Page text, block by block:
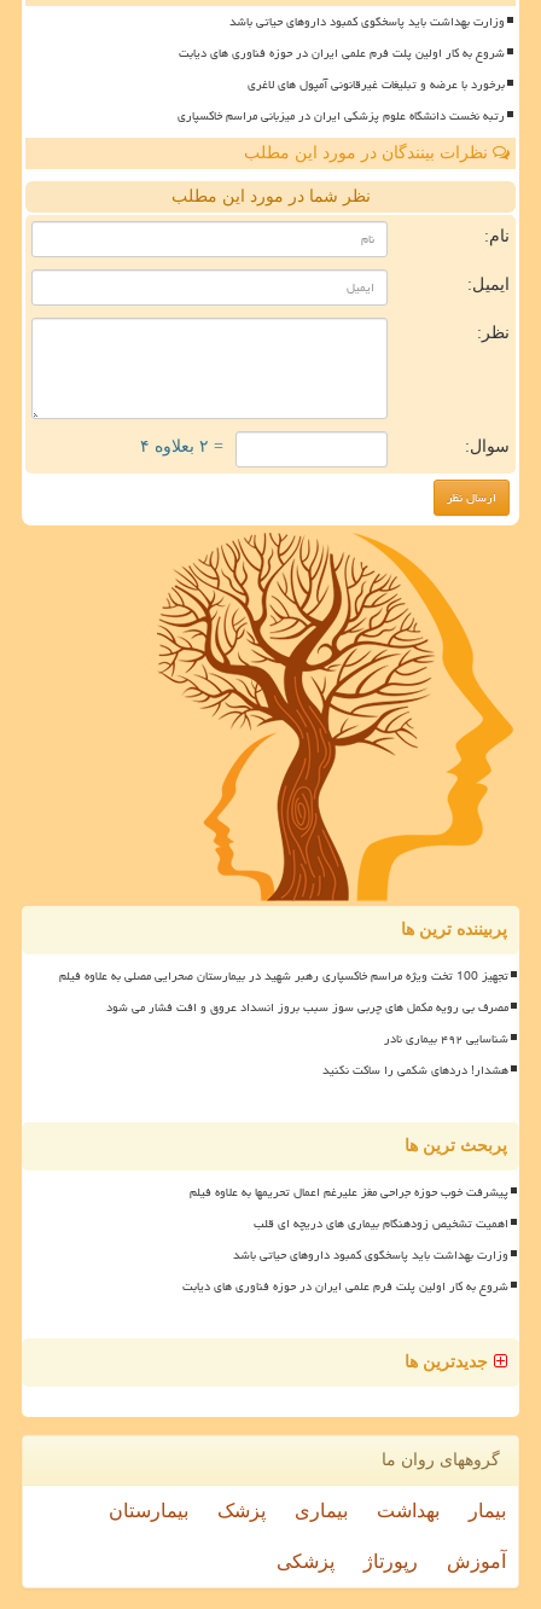
وزارت بهداشت باید پاسخگوی کمبود داروهای حیاتی باشد
شروع به کار اولین پلت فرم علمی ایران در حوزه فناوری های دیابت
برخورد با عرضه و تبلیغات غیرقانونی آمپول های لاغری
رتبه نخست دانشگاه علوم پزشکی ایران در میزبانی مراسم خاکسپاری
نظرات بینندگان در مورد این مطلب
نظر شما در مورد این مطلب
نام:
ایمیل:
نظر:
سوال: = ۲ بعلاوه ۴
پربیننده ترین ها
تجهیز 100 تخت ویژه مراسم خاکسپاری رهبر شهید در بیمارستان صحرایی مصلی به علاوه فیلم
مصرف بی رویه مکمل های چربی سوز سبب بروز انسداد عروق و افت فشار می شود
شناسایی ۴۹۲ بیماری نادر
هشدار! دردهای شکمی را ساکت نکنید
پربحث ترین ها
پیشرفت خوب حوزه جراحی مغز علیرغم اعمال تحریمها به علاوه فیلم
اهمیت تشخیص زودهنگام بیماری های دریچه ای قلب
وزارت بهداشت باید پاسخگوی کمبود داروهای حیاتی باشد
شروع به کار اولین پلت فرم علمی ایران در حوزه فناوری های دیابت
جدیدترین ها
گروههای روان ما
بیمار بهداشت بیماری پزشک بیمارستان
آموزش رپورتاژ پزشکی